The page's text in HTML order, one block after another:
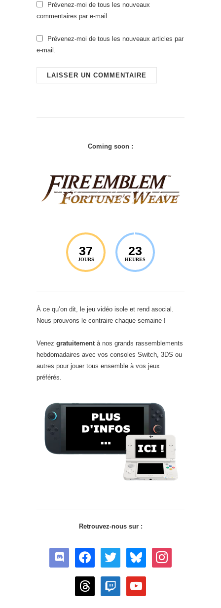
Prévenez-moi de tous les nouveaux
commentaires par e-mail.
Prévenez-moi de tous les nouveaux articles par
e-mail.
Coming soon :
37
JOURS
23
HEURES
À ce qu’on dit, le jeu vidéo isole et rend asocial.
Nous prouvons le contraire chaque semaine !
Venez gratuitement à nos grands rassemblements
hebdomadaires avec vos consoles Switch, 3DS ou
autres pour jouer tous ensemble à vos jeux
préférés.
Retrouvez-nous sur :
discord facebook twitter bluesky instagram
threads twitch youtube